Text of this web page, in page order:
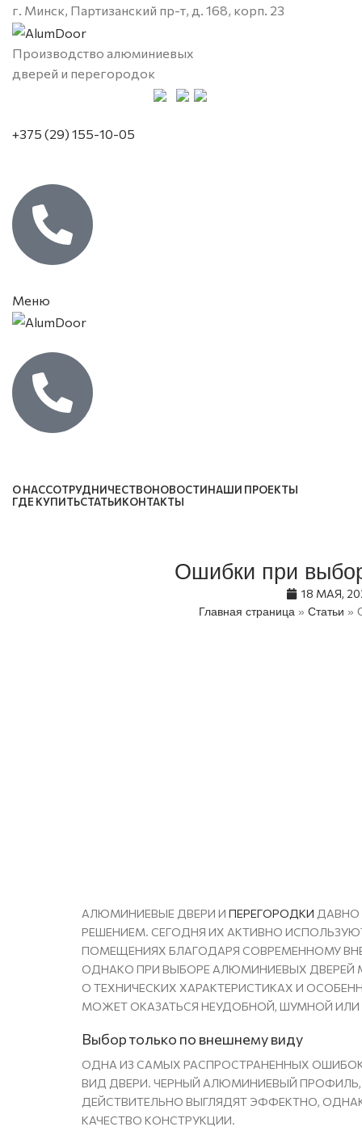
г. Минск, Партизанский пр-т, д. 168, корп. 23
Производство алюминиевых
дверей и перегородок
+375 (29) 155-10-05
Меню
О НАССОТРУДНИЧЕСТВОНОВОСТИНАШИ ПРОЕКТЫ
ГДЕ КУПИТЬСТАТЬИКОНТАКТЫ
Ошибки при
18 МАЯ,
Главная страница »Статьи »
АЛЮМИНИЕВЫЕ ДВЕРИ ИПЕРЕГОРОДКИ ДАВНО
РЕШЕНИЕМ. СЕГОДНЯ ИХ АКТИВНО
ПОМЕЩЕНИЯХ БЛАГОДАРЯ СОВРЕМЕННОМУ
ОДНАКО ПРИ ВЫБОРЕ АЛЮМИНИЕВЫХ ДВЕРЕЙ
О ТЕХНИЧЕСКИХ ХАРАКТЕРИСТИКАХ И
МОЖЕТ ОКАЗАТЬСЯ НЕУДОБНОЙ, ШУМНОЙ
Выбор только по внешнему виду
ОДНА ИЗ САМЫХ РАСПРОСТРАНЕННЫХ
ВИД ДВЕРИ. ЧЕРНЫЙ АЛЮМИНИЕВЫЙ
ДЕЙСТВИТЕЛЬНО ВЫГЛЯДЯТ ЭФФЕКТНО,
КАЧЕСТВО КОНСТРУКЦИИ.